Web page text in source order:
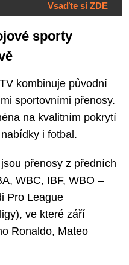
Vsaďte si ZDE
sporty
kombinuje původní
sportovními přenosy.
na kvalitním pokrytí
i fotbal .
přenosy z předních
WBC, IBF, WBO –
Pro League
ve které září
Ronaldo, Mateo